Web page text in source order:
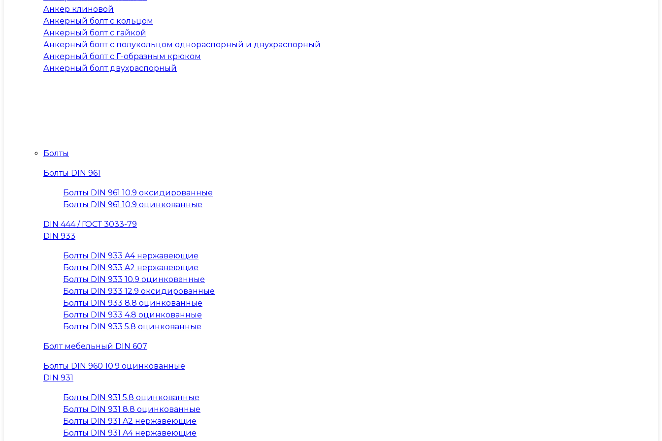
Анкер клиновой
Анкерный болт с кольцом
Анкерный болт с гайкой
Анкерный болт с полукольцом однораспорный и двухраспорный
Анкерный болт с Г-образным крюком
Анкерный болт двухраспорный
Болты
Болты DIN 961
Болты DIN 961 10.9 оксидированные
Болты DIN 961 10.9 оцинкованные
DIN 444 / ГОСТ 3033-79
DIN 933
Болты DIN 933 A4 нержавеющие
Болты DIN 933 A2 нержавеющие
Болты DIN 933 10.9 оцинкованные
Болты DIN 933 12.9 оксидированные
Болты DIN 933 8.8 оцинкованные
Болты DIN 933 4.8 оцинкованные
Болты DIN 933 5.8 оцинкованные
Болт мебельный DIN 607
Болты DIN 960 10.9 оцинкованные
DIN 931
Болты DIN 931 5.8 оцинкованные
Болты DIN 931 8.8 оцинкованные
Болты DIN 931 A2 нержавеющие
Болты DIN 931 A4 нержавеющие